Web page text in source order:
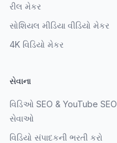
રીલ મેકર
સોશિયલ મીડિયા વીડિયો મેકર
4K વિડિયો મેકર
સેવાના
વિડિઓ SEO & YouTube SEO
સેવાઓ
વિડિયો સંપાદકની ભરતી કરો